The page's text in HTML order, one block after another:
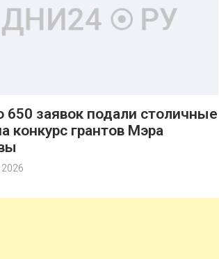
650 заявок подали столичные
конкурс грантов Мэра